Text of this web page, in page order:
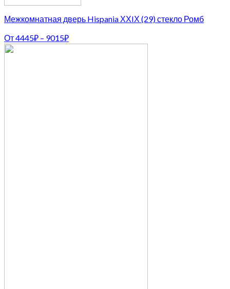
Межкомнатная дверь Hispania ХХIХ (29) стекло Ромб
От4445₽ – 9015₽